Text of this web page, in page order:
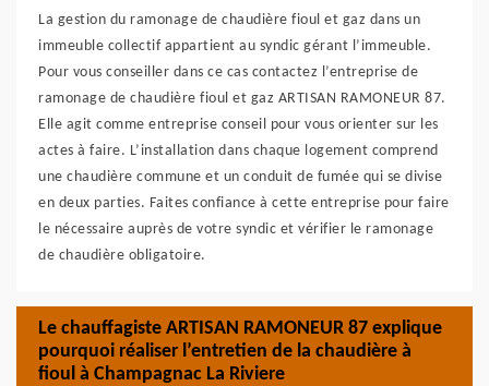
La gestion du ramonage de chaudière fioul et gaz dans un
immeuble collectif appartient au syndic gérant l’immeuble.
Pour vous conseiller dans ce cas contactez l’entreprise de
ramonage de chaudière fioul et gaz ARTISAN RAMONEUR 87.
Elle agit comme entreprise conseil pour vous orienter sur les
actes à faire. L’installation dans chaque logement comprend
une chaudière commune et un conduit de fumée qui se divise
en deux parties. Faites confiance à cette entreprise pour faire
le nécessaire auprès de votre syndic et vérifier le ramonage
de chaudière obligatoire.
Le chauffagiste ARTISAN RAMONEUR 87 explique
pourquoi réaliser l’entretien de la chaudière à
fioul à Champagnac La Riviere